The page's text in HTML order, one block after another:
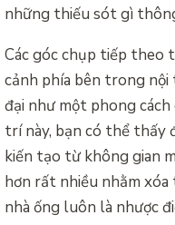
những thiếu sót gì
Các góc chụp tiếp theo
cảnh phía bên trong
đại như một phong cách
trí này, bạn có thể thấy
kiến tạo từ không gian
hơn rất nhiều nhằm
nhà ống luôn là nhược